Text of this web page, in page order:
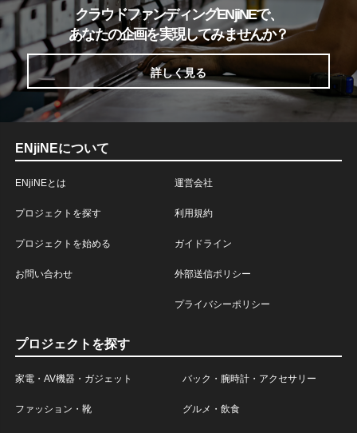
クラウドファンディングENjiNEで、
あなたの企画を実現してみませんか？
詳しく見る
ENjiNEについて
ENjiNEとは
プロジェクトを探す
プロジェクトを始める
お問い合わせ
運営会社
利用規約
ガイドライン
外部送信ポリシー
プライバシーポリシー
プロジェクトを探す
家電・AV機器・ガジェット バック・腕時計・アクセサリー
ファッション・靴 グルメ・飲食